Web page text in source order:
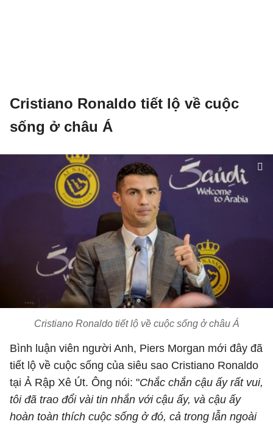
Cristiano Ronaldo tiết lộ về cuộc
sống ở châu Á
Cristiano Ronaldo tiết lộ về cuộc sống ở châu Á
Bình luận viên người Anh, Piers Morgan mới đây đã
tiết lộ về cuộc sống của siêu sao Cristiano Ronaldo
tại Ả Rập Xê Út. Ông nói: "Chắc chắn cậu ấy rất vui,
tôi đã trao đổi vài tin nhắn với cậu ấy, và cậu ấy
hoàn toàn thích cuộc sống ở đó, cả trong lẫn ngoài